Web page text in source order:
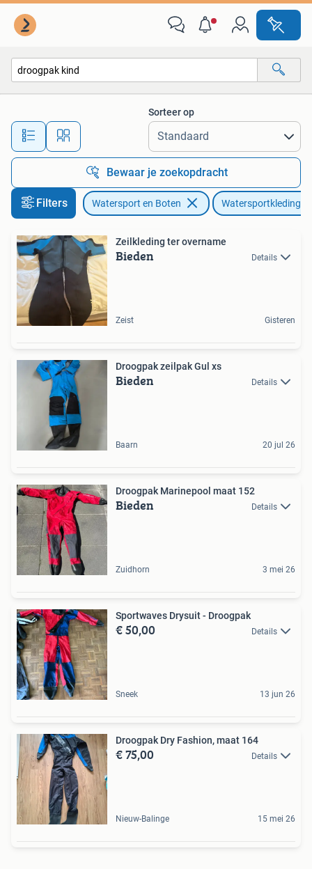
Alle afstanden…
Sorteer op
Bewaar je zoekopdracht
Filters Watersport en Boten Watersportkleding
Zeilkleding ter overname
Bieden Details
Zeist Gisteren
Droogpak zeilpak Gul xs
Bieden Details
Baarn 20 jul 26
Droogpak Marinepool maat 152
Bieden Details
Zuidhorn 3 mei 26
Sportwaves Drysuit - Droogpak
€ 50,00 Details
Sneek 13 jun 26
Droogpak Dry Fashion, maat 164
€ 75,00 Details
Nieuw-Balinge 15 mei 26